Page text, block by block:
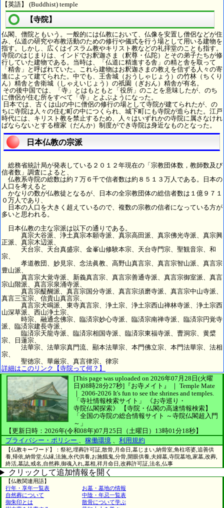
【英語】 (Buddhist) temple
【寺院】
仏閣、僧院ともいう。一般的には仏教において、仏像を安置し僧侶などが住
み、仏道の研究や布教活動のための修行や儀式を行う場として用いる建物を
指す。しかし、広くはイスラム教やキリスト教などの礼拝堂のことも指す。
寺院のはじまりは、インドでお釈迦さま（釈尊・仏陀）とその弟子たちが修
行していた建物である。当時は、「仏道に精進する舎」の精と舎を取って
「精舎」と呼ばれていた。これら建物はお釈迦さまの教えを信ずる人々の寄
進によって建てられた。中でも、王舎城（おうしゃじょう）の竹林（ちくり
ん）精舎と舎衛城（しゃえいじょう）の祇園（ぎおん）精舎が有名。
その後中国では、「寺」とはもともと「役所」のことを意味したが、のち
に僧侶が住む所をすべて「寺」とよぶようになった。
日本では、古くは山の中に僧侶の修行の場として寺院が建てられたが、の
ちに寺院は人々の住む町の中につくられ、城下町にも寺院が造られた。江戸
時代には、キリスト教を禁止するため、人々はいずれかの寺院に属さなけれ
ばならないとする檀家（だんか）制度ができ寺院は身近なものとなった。
日本仏教の宗派
総務省統計局が発表している２０１２年現在の「宗教団体数，教師数及び
信者数」調査によると、
仏教系寺院の総数は約７万６千で信者数は約８５１３万人である。日本の
人口を考えると
かなりの数が仏教徒となるが、日本の全宗教団体の総信者数は１億９７１
０万人であり、
日本の人口を大きく超えているので、複数の宗教の信者になっている方が
多いと思われる。
日本仏教の主な宗派は以下の通りである。
真宗大谷派、浄土真宗本願寺派、真宗高田派、真宗佛光寺派、真宗興
正派、真宗木辺派、
天台宗、天台真盛宗、金峯山修験本宗、天台寺門宗、聖観音宗、和
宗、
孝道教団、妙見宗、念法眞教、高野山真言宗、真言宗智山派、真言宗
豊山派、
真言宗大覚寺派、新義真言宗、真言宗善通寺派、真言宗御室派、真言
宗山階派、真言宗泉涌寺派、
真言宗醍醐派、真言宗国分寺派、真言宗須磨寺派、真言宗中山寺派、
真言三宝宗、信貴山真言宗、
真言宗犬鳴派、東寺真言宗、浄土宗、浄土宗西山禅林寺派、浄土宗西
山深草派、西山浄土宗、
時宗、融通念佛宗、臨済宗妙心寺派、臨済宗南禅寺派、臨済宗円覚寺
派、臨済宗建長寺派、
臨済宗天龍寺派、臨済宗相国寺派、臨済宗東福寺派、曹洞宗、黄檗
宗、日蓮宗、
法華宗、法華宗真門流、顯本法華宗、本門佛立宗、本門法華宗、法相
宗、
聖徳宗、華厳宗、真言律宗、律宗
詳細はこのリンク【寺院って何？】
[This page was uploaded on 2026年07月28日(火曜
日)08時28分27秒] 『お寺メイト』 ｜ Temple Mate
｜ 2006-2026 It's fun to see the shrines and temples.
「寺社情報検索サイト」
《お寺巡り・
寺院仏閣探索》
【寺院・仏閣の高速情報検索】
「全国の寺院の総合情報サイト ～寺院仏閣超入門
～」
【更新日時：2026年(令和08年)07月25日（土曜日）13時01分18秒】
プライバシー・ポリシー 、 稼働環境 、 利用規約
【仏教キーワード】：祭祀,埋葬許可証,散骨,月命日,墓じまい,納骨室,角柱塔婆,追善供
養,帰依,納骨堂,仏縁,法施,永代供養,お施餓鬼,分骨,開眼供養,夫婦墓,寺院墓地,家墓,改葬,
終活,墓誌,戒名,自然葬,御魂入れ,墓相,祥月命日,改葬許可証,法名,仏事
クリックして追加情報を開く
【仏教関連用語】
行年・享年一覧表
お墓・墓地の情報
自然葬について
中陰・年忌一覧表
御朱印とは
散骨について学ぶ